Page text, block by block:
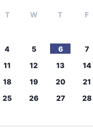
T W T F
4 5 6 7
11 12 13 14
18 19 20 21
25 26 27 28